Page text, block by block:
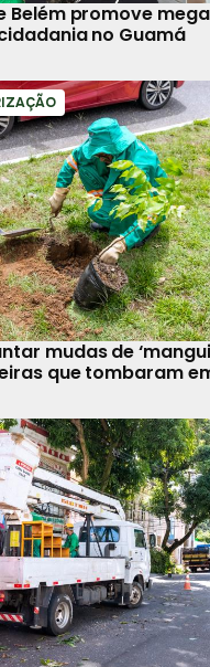
Belém promove
no Guamá
mudas de
que tombaram